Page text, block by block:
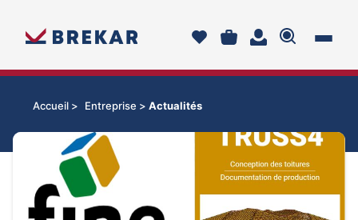
Accueil > Entreprise > Actualités